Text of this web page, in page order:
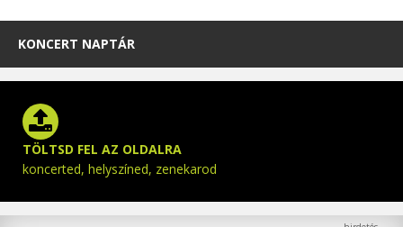
KONCERT NAPTÁR
TÖLTSD FEL AZ OLDALRA
koncerted, helyszíned, zenekarod